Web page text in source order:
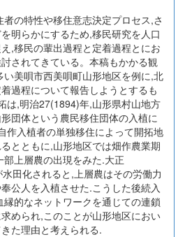
の特性や移住意志決定プロセス,さ
明らかにするため,移民研究を人口
,移民の輩出過程と定着過程とにお
されてきている。本稿もかかる観
美唄市西美唄町山形地区を例に,北
過程について報告しようとするも
は,明治27(1894)年,山形県村山地方
団体という農民移住団体の入植に
作入植者の単独移住によって開拓地
とともに,山形地区では畑作農業期
上層農の出現をみた.大正
田化されると,上層農はその労働力
公人を入植させた.こうした後続入
的なネットワークを通じての連鎖
められ,このことが山形地区におい
た理由と考えられる.